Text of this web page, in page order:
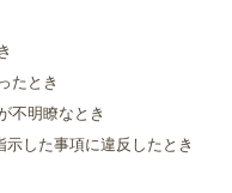
たとき
不明瞭なとき
示した事項に違反したとき